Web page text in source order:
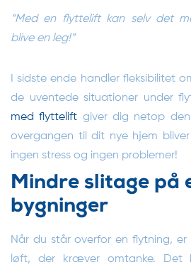
“Med en flyttelift kan selv det
blive en leg!”
I sidste ende handler fleksibilitet
de uventede situationer under
med flyttelift giver dig netop
overgangen til dit nye hjem
ingen stress og ingen problemer!
Mindre slitage på
bygninger
Når du står overfor en flytning,
løft, der kræver omtanke. Det